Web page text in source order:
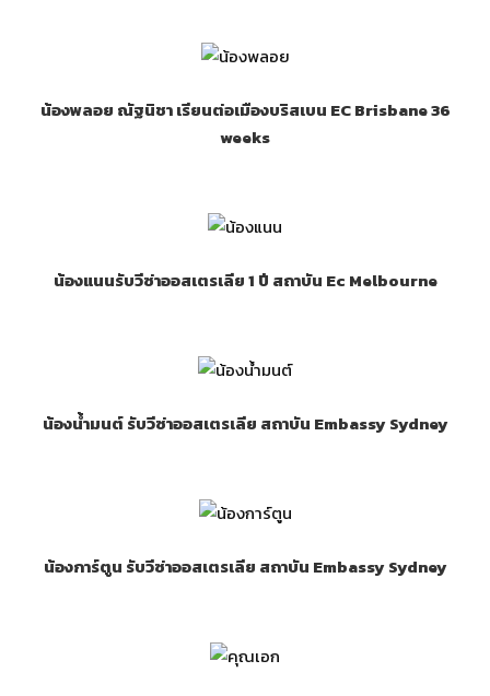
น้องพลอย ณัฐนิชา เรียนต่อเมืองบริสเบน EC Brisbane 36
weeks
น้องแนนรับวีซ่าออสเตรเลีย 1 ปี สถาบัน Ec Melbourne
น้องน้ำมนต์ รับวีซ่าออสเตรเลีย สถาบัน Embassy Sydney
น้องการ์ตูน รับวีซ่าออสเตรเลีย สถาบัน Embassy Sydney